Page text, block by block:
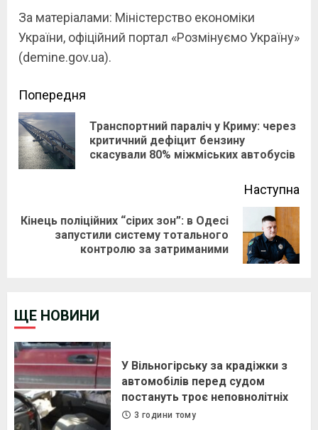
За матеріалами: Міністерство економіки
України, офіційний портал «Розмінуємо Україну»
(demine.gov.ua).
Continue
Reading
Попередня
Транспортний параліч у Криму: через
критичний дефіцит бензину
скасували 80% міжміських автобусів
Наступна
Кінець поліційних “сірих зон”: в Одесі
запустили систему тотального
контролю за затриманими
ЩЕ НОВИНИ
У Вільногірську за крадіжки з
автомобілів перед судом
постануть троє неповнолітніх
3 години тому